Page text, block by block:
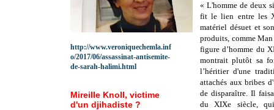
« L'homme de deux
fit le lien entre les
matériel désuet et
produits, comme
figure d’homme du
montrait plutôt sa
l’héritier d'une
attachés aux bribes
de disparaître. Il
du XIXe siècle,
http://www.veroniquechemla.inf
o/2017/06/assassinat-antisemite-
de-sarah-halimi.html
Mireille Knoll, victime
d'un djihadiste ?